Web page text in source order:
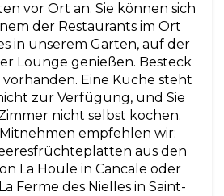
vor Ort an. Sie können sich
der Restaurants im Ort
in unserem Garten, auf der
Lounge genießen. Besteck
Eine Küche steht
zur Verfügung, und Sie
nicht selbst kochen.
empfehlen wir:
aus den
La Houle in Cancale oder
Ferme des Nielles in Saint-